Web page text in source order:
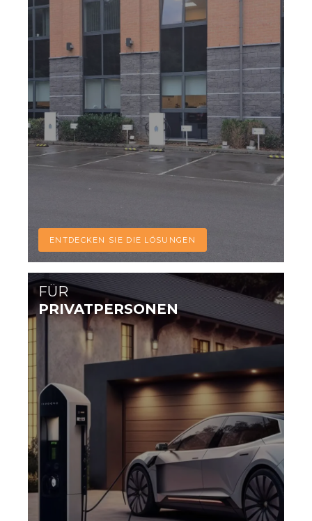
ENTDECKEN SIE DIE LÖSUNGEN
FÜR
PRIVATPERSONEN